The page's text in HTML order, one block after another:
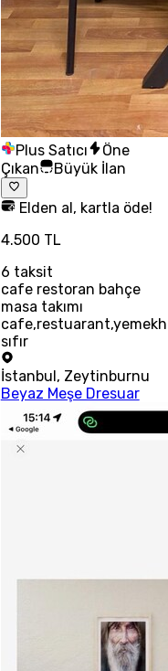
Plus Satıcı
Öne
Çıkan
Büyük İlan
Elden al, kartla öde!
4.500 TL
6 taksit
cafe restoran bahçe
masa takımı
sıfır
İstanbul, Zeytinburnu
Beyaz Meşe Dresuar